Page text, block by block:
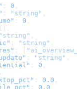
: 0 ,
: "string" ,
: 0 ,
"string" ,
: "string" ,
: [
: "string" ,
: 0 ,
,
: 0.0 ,
: 0.0 ,